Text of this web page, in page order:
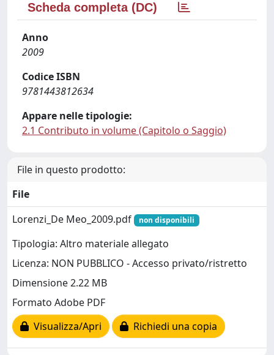
Scheda completa (DC)
Anno
2009
Codice ISBN
9781443812634
Appare nelle tipologie:
2.1 Contributo in volume (Capitolo o Saggio)
File in questo prodotto:
File
Lorenzi_De Meo_2009.pdf
non disponibili
Tipologia: Altro materiale allegato
Licenza: NON PUBBLICO - Accesso privato/ristretto
Dimensione 2.22 MB
Formato Adobe PDF
Visualizza/Apri
Richiedi una copia